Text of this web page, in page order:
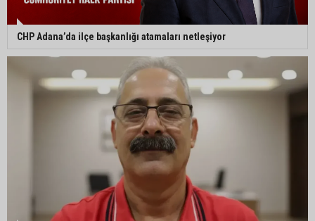
CHP Adana’da ilçe başkanlığı atamaları netleşiyor